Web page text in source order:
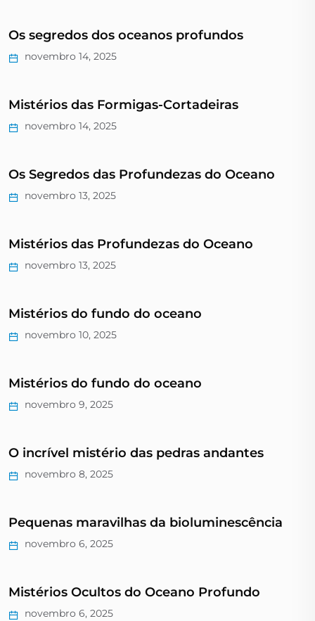
Os segredos dos oceanos profundos
novembro 14, 2025
Mistérios das Formigas-Cortadeiras
novembro 14, 2025
Os Segredos das Profundezas do Oceano
novembro 13, 2025
Mistérios das Profundezas do Oceano
novembro 13, 2025
Mistérios do fundo do oceano
novembro 10, 2025
Mistérios do fundo do oceano
novembro 9, 2025
O incrível mistério das pedras andantes
novembro 8, 2025
Pequenas maravilhas da bioluminescência
novembro 6, 2025
Mistérios Ocultos do Oceano Profundo
novembro 6, 2025